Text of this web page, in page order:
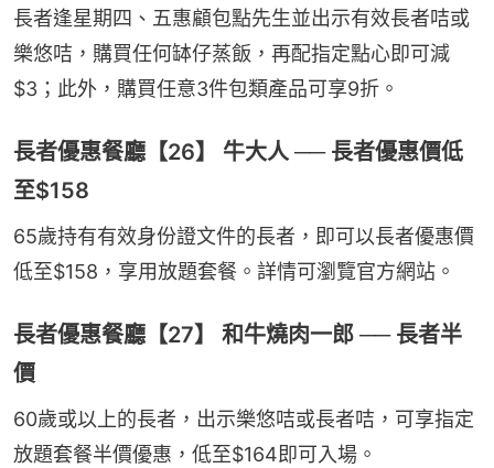
長者逢星期四、五惠顧包點先生並出示有效長者咭或
樂悠咭，購買任何缽仔蒸飯，再配指定點心即可減
$3；此外，購買任意3件包類產品可享9折。
長者優惠餐廳【26】 牛大人 ── 長者優惠價低
至$158
65歲持有有效身份證文件的長者，即可以長者優惠價
低至$158，享用放題套餐。詳情可瀏覽官方網站。
長者優惠餐廳【27】 和牛燒肉一郎 ── 長者半
價
60歲或以上的長者，出示樂悠咭或長者咭，可享指定
放題套餐半價優惠，低至$164即可入場。